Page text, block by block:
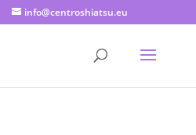
info@centroshiatsu.eu